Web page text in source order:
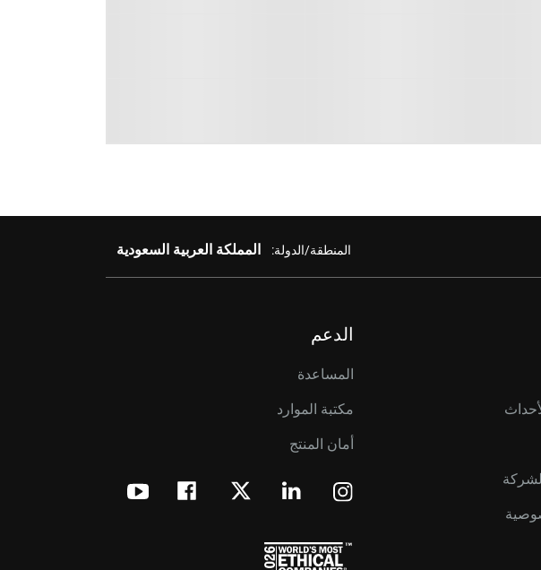
المنطقة/الدولة: المملكة العربية السعودية
الدعم
المساعدة
مكتبة الموارد
أمان المنتج